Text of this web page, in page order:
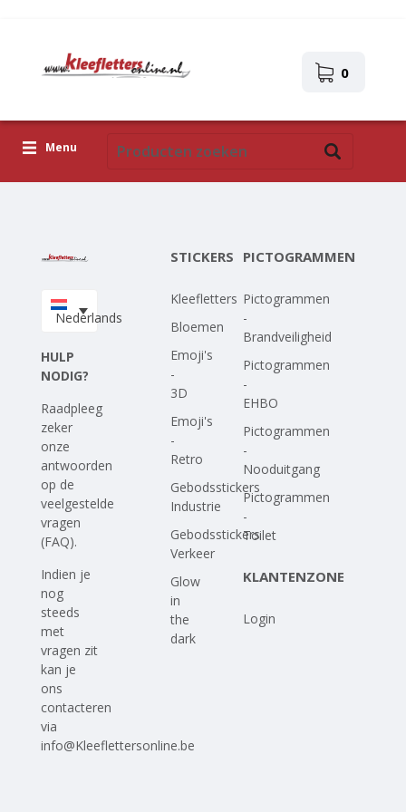
0
Menu
Upload je eigen ontwerp
Nederlands
HULP
NODIG?
Raadpleeg
zeker
onze
antwoorden
op de
veelgestelde
vragen
(FAQ).
Indien je
nog
steeds
met
vragen zit
kan je
ons
contacteren
via
info@Kleeflettersonline.be
STICKERS
Kleefletters
Bloemen
Emoji's
-
3D
Emoji's
-
Retro
Gebodsstickers
Industrie
Gebodsstickers
Verkeer
Glow
in
the
dark
PICTOGRAMMEN
Pictogrammen
-
Brandveiligheid
Pictogrammen
-
EHBO
Pictogrammen
-
Nooduitgang
Pictogrammen
-
Toilet
KLANTENZONE
Login